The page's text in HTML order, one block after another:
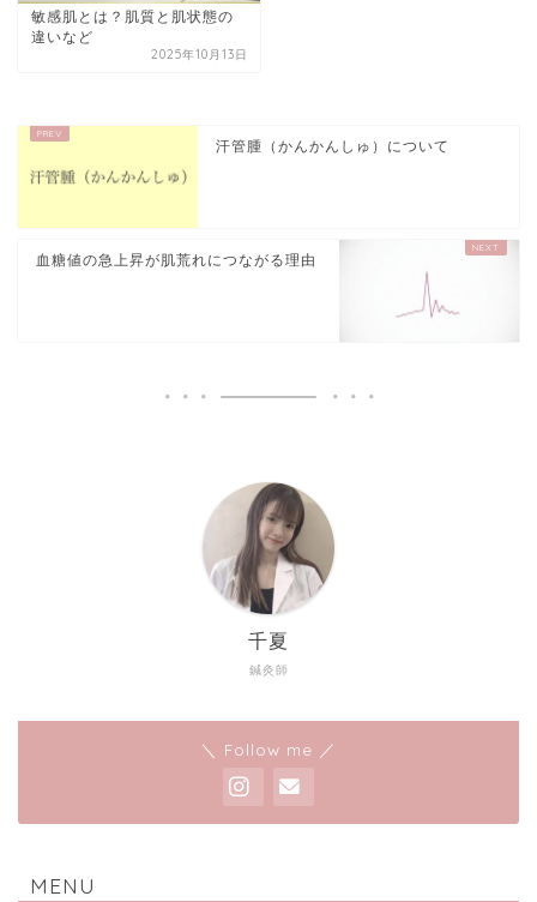
敏感肌とは？肌質と肌状態の
違いなど
2025年10月13日
汗管腫（かんかんしゅ）について
血糖値の急上昇が肌荒れにつながる理由
鍼灸師
千夏
＼ Follow me ／
MENU